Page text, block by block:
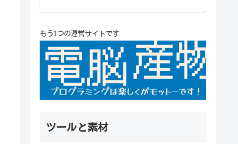
もう1つの運営サイトです
ツールと素材